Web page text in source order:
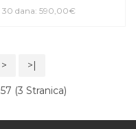
30 dana: 590,00€
> >|
(3 Stranica)